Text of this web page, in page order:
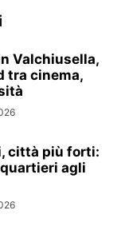
Valchiusella,
tra cinema,
città più forti:
agli